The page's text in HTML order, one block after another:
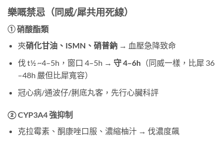
樂嘅禁忌（同威/犀共用死線）
① 硝酸酯類
夾硝化甘油、ISMN、硝普鈉​ → 血壓急降致命
伐 t½ ~4–5h，窗口 4–5h → 守 4–6h（同威一樣，比犀 36
–48h 嚴但比犀寬容）
冠心病/通波仔/脷底丸客，先行心臟科評
② CYP3A4 強抑制
克拉霉素、酮康唑口服、濃縮柚汁 → 伐濃度飆